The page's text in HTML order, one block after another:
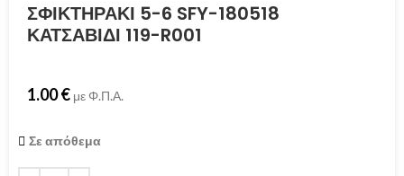
ΣΦΙΚΤΗΡΑΚΙ 5-6 SFY-180518
ΚΑΤΣΑΒΙΔΙ 119-R001
1.00€ με Φ.Π.Α.
Σε απόθεμα